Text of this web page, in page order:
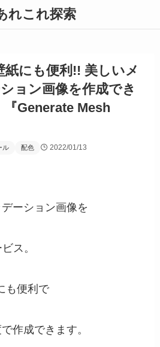
れこれ探索
にも便利!! 美しいメ
ョン画像を作成でき
Generate Mesh
ル 配色 2022/01/13
ーション画像を
ス。
も便利で
作成できます。